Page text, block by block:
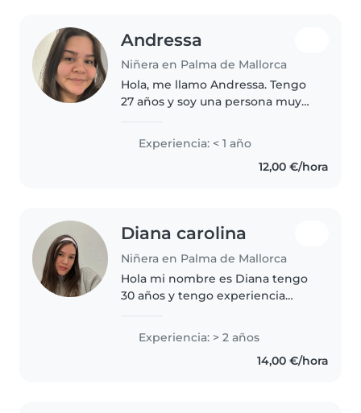
Andressa
Niñera en Palma de Mallorca
Hola, me llamo Andressa. Tengo
27 años y soy una persona muy
Me gustan mucho los niños y me
implico con cariño y atención en
todo lo que hago. Aunque..
Experiencia: < 1 año
12,00 €/hora
Diana carolina
Niñera en Palma de Mallorca
Hola mi nombre es Diana tengo
30 años y tengo experiencia
ya que como profesional soy
entrenadora deportiva y mi
enfoque combina el bienestar, la
Experiencia: > 2 años
14,00 €/hora